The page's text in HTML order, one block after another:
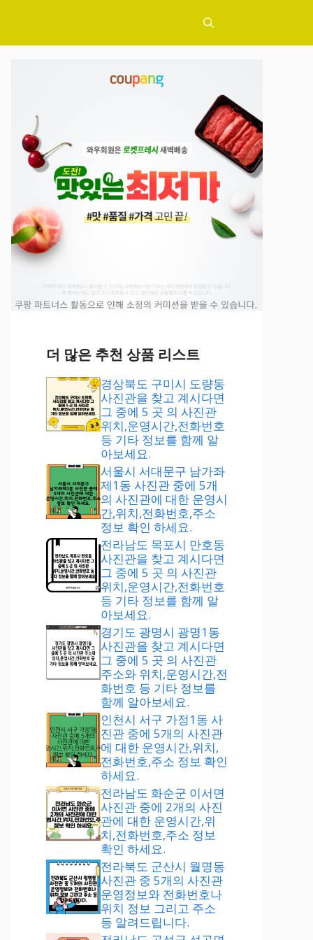
더 많은 추천 상품 리스트
경상북도 구미시 도량동
사진관을 찾고 계시다면
그 중에 5 곳 의 사진관
위치,운영시간,전화번호
등 기타 정보를 함께 알
아보세요.
서울시 서대문구 남가좌
제1동 사진관 중에 5개
의 사진관에 대한 운영시
간,위치,전화번호,주소
정보 확인 하세요.
전라남도 목포시 만호동
사진관을 찾고 계시다면
그 중에 5 곳 의 사진관
위치,운영시간,전화번호
등 기타 정보를 함께 알
아보세요.
경기도 광명시 광명1동
사진관을 찾고 계시다면
그 중에 5 곳 의 사진관
주소와 위치,운영시간,전
화번호 등 기타 정보를
함께 알아보세요.
인천시 서구 가정1동 사
진관 중에 5개의 사진관
에 대한 운영시간,위치,
전화번호,주소 정보 확인
하세요.
전라남도 화순군 이서면
사진관 중에 2개의 사진
관에 대한 운영시간,위
치,전화번호,주소 정보
확인 하세요.
전라북도 군산시 월명동
사진관 중 5개의 사진관
운영정보와 전화번호나
위치 정보 그리고 주소
등 알려드립니다.